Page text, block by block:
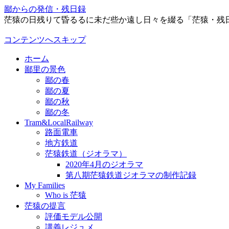
鄙からの発信・残日録
茫猿の日残りて昏るるに未だ些か遠し日々を綴る「茫猿・残
コンテンツへスキップ
ホーム
鄙里の景色
鄙の春
鄙の夏
鄙の秋
鄙の冬
Tram&LocalRailway
路面電車
地方鉄道
茫猿鉄道（ジオラマ）
2020年4月のジオラマ
第八期茫猿鉄道ジオラマの制作記録
My Families
Who is 茫猿
茫猿の提言
評価モデル公開
講義レジュメ